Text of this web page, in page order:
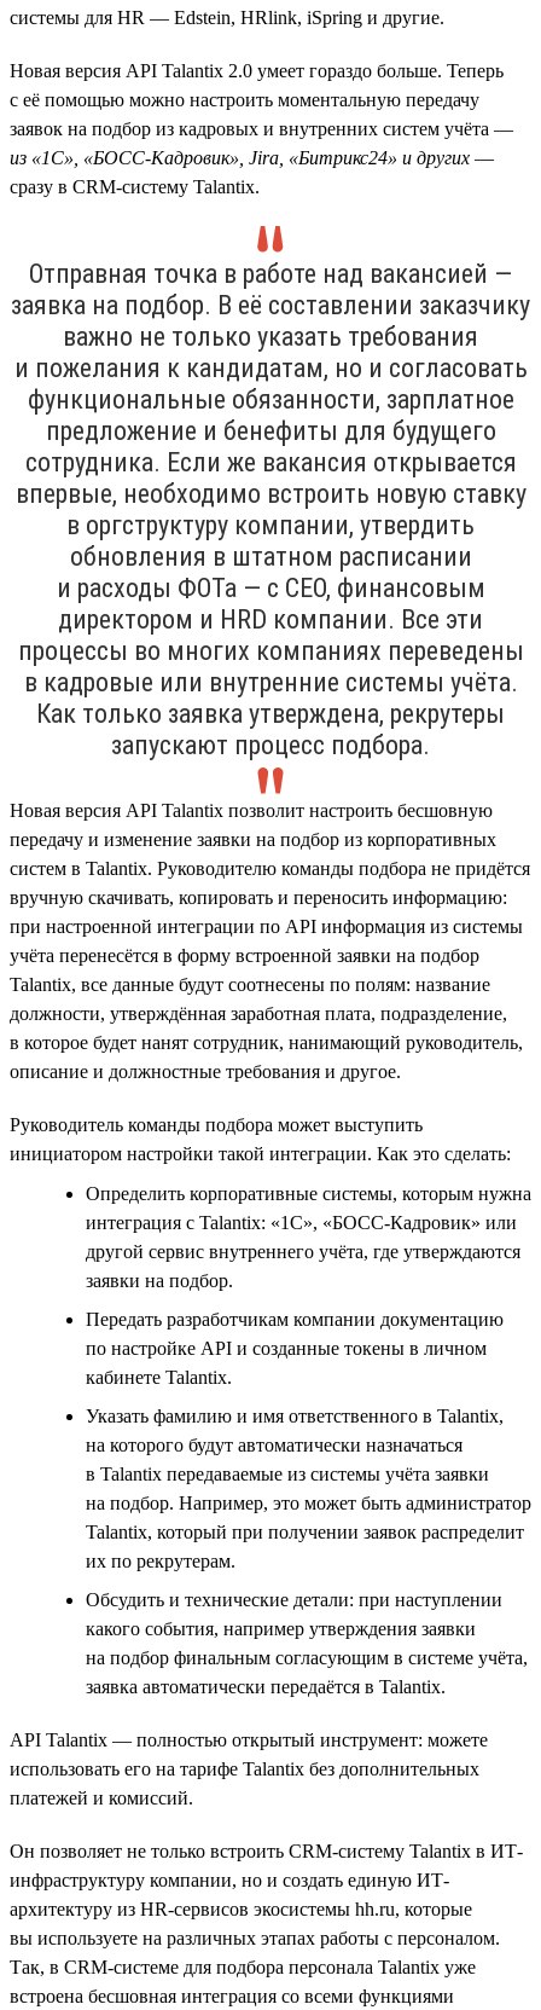
системы для HR — Edstein, HRlink, iSpring и другие.
Новая версия API Talantix 2.0 умеет гораздо больше. Теперь
с её помощью можно настроить моментальную передачу
заявок на подбор из кадровых и внутренних систем учёта —
из «1С», «БОСС-Кадровик», Jira, «Битрикс24» и других —
сразу в CRM-систему Talantix.
Отправная точка в работе над вакансией —
заявка на подбор. В её составлении заказчику
важно не только указать требования
и пожелания к кандидатам, но и согласовать
функциональные обязанности, зарплатное
предложение и бенефиты для будущего
сотрудника. Если же вакансия открывается
впервые, необходимо встроить новую ставку
в оргструктуру компании, утвердить
обновления в штатном расписании
и расходы ФОТа — с CEO, финансовым
директором и HRD компании. Все эти
процессы во многих компаниях переведены
в кадровые или внутренние системы учёта.
Как только заявка утверждена, рекрутеры
запускают процесс подбора.
Новая версия API Talantix позволит настроить бесшовную
передачу и изменение заявки на подбор из корпоративных
систем в Talantix. Руководителю команды подбора не придётся
вручную скачивать, копировать и переносить информацию:
при настроенной интеграции по API информация из системы
учёта перенесётся в форму встроенной заявки на подбор
Talantix, все данные будут соотнесены по полям: название
должности, утверждённая заработная плата, подразделение,
в которое будет нанят сотрудник, нанимающий руководитель,
описание и должностные требования и другое.
Руководитель команды подбора может выступить
инициатором настройки такой интеграции. Как это сделать:
Определить корпоративные системы, которым нужна
интеграция с Talantix: «1С», «БОСС-Кадровик» или
другой сервис внутреннего учёта, где утверждаются
заявки на подбор.
Передать разработчикам компании документацию
по настройке API и созданные токены в личном
кабинете Talantix.
Указать фамилию и имя ответственного в Talantix,
на которого будут автоматически назначаться
в Talantix передаваемые из системы учёта заявки
на подбор. Например, это может быть администратор
Talantix, который при получении заявок распределит
их по рекрутерам.
Обсудить и технические детали: при наступлении
какого события, например утверждения заявки
на подбор финальным согласующим в системе учёта,
заявка автоматически передаётся в Talantix.
API Talantix — полностью открытый инструмент: можете
использовать его на тарифе Talantix без дополнительных
платежей и комиссий.
Он позволяет не только встроить CRM-систему Talantix в ИТ-
инфраструктуру компании, но и создать единую ИТ-
архитектуру из HR-сервисов экосистемы hh.ru, которые
вы используете на различных этапах работы с персоналом.
Так, в CRM-системе для подбора персонала Talantix уже
встроена бесшовная интеграция со всеми функциями